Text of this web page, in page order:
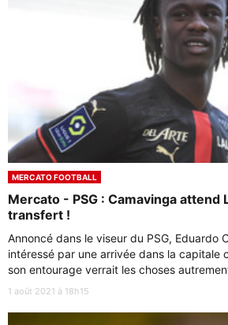
MERCATO FOOTBALL
Mercato - PSG : Camavinga attend
transfert !
Annoncé dans le viseur du PSG, Eduardo
intéressé par une arrivée dans la capitale
son entourage verrait les choses
1 août 2021 à 18h15